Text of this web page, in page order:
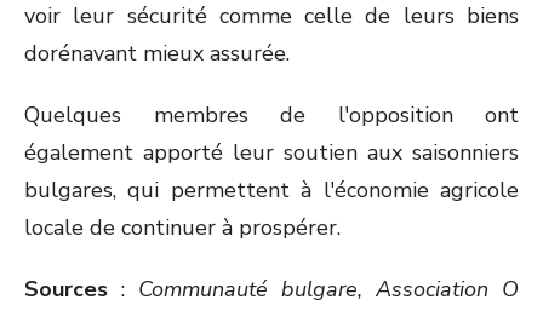
voir leur sécurité comme celle de leurs biens
dorénavant mieux assurée.
Quelques membres de l'opposition ont
également apporté leur soutien aux saisonniers
bulgares, qui permettent à l'économie agricole
locale de continuer à prospérer.
Sources : Communauté bulgare, Association O